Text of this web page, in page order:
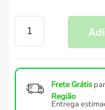
Frete Grátis
Região
Entrega